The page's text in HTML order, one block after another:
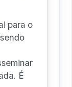
para o
É